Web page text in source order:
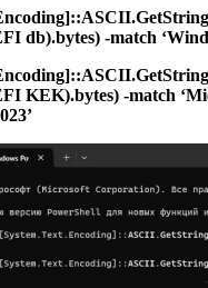
db).bytes) -match
KEK).bytes) -match